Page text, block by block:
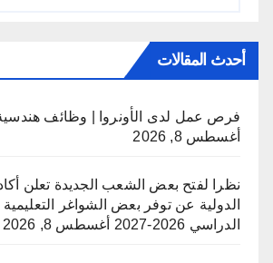
أحدث المقالات
فرص عمل لدى الأونروا | وظائف هندسية
أغسطس 8, 2026
نظرا لفتح بعض الشعب الجديدة تعلن
الدولية عن توفر بعض الشواغر التعليمية
الدراسي 2026-2027
أغسطس 8, 2026